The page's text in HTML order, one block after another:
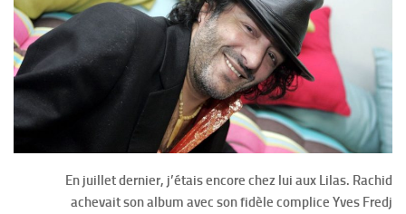
En juillet dernier, j’étais encore chez lui aux Lilas. Rachid
achevait son album avec son fidèle complice Yves Fredj